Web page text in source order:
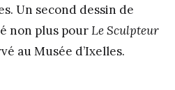
Un second dessin de
non plus pourLe Sculpteur
au Musée d’Ixelles.